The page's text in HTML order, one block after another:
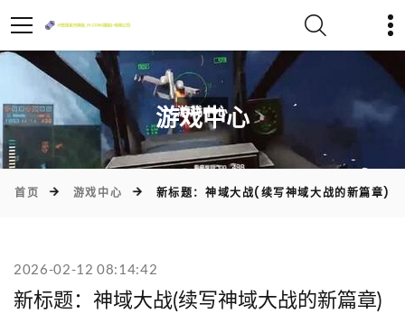
)
游戏中心
首页 游戏中心 新标题：神域大战(续写神域大战的新篇章)
2026-02-12 08:14:42
新标题：神域大战(续写神域大战的新篇章)